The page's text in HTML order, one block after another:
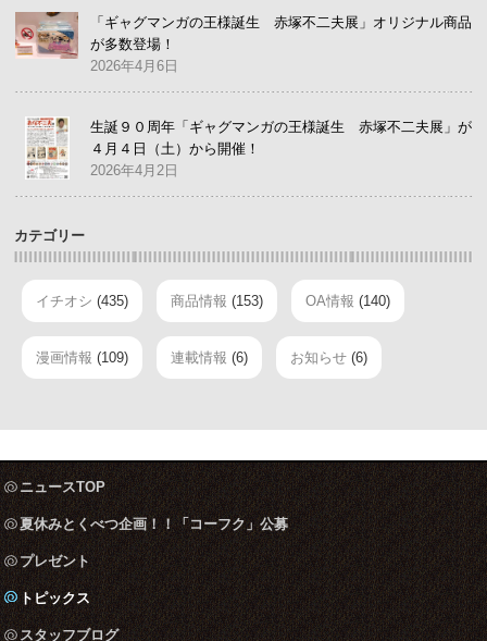
「ギャグマンガの王様誕生 赤塚不二夫展」オリジナル商品
が多数登場！
2026年4月6日
生誕９０周年「ギャグマンガの王様誕生 赤塚不二夫展」が
４月４日（土）から開催！
2026年4月2日
カテゴリー
イチオシ (435) 商品情報 (153) OA情報 (140)
漫画情報 (109) 連載情報 (6) お知らせ (6)
ニュースTOP
夏休みとくべつ企画！！「コーフク」公募
プレゼント
トピックス
スタッフブログ